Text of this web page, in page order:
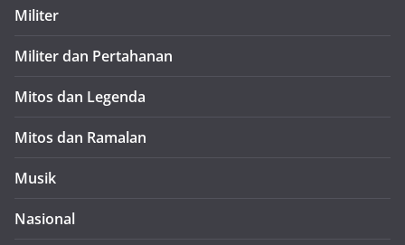
Militer
Militer dan Pertahanan
Mitos dan Legenda
Mitos dan Ramalan
Musik
Nasional